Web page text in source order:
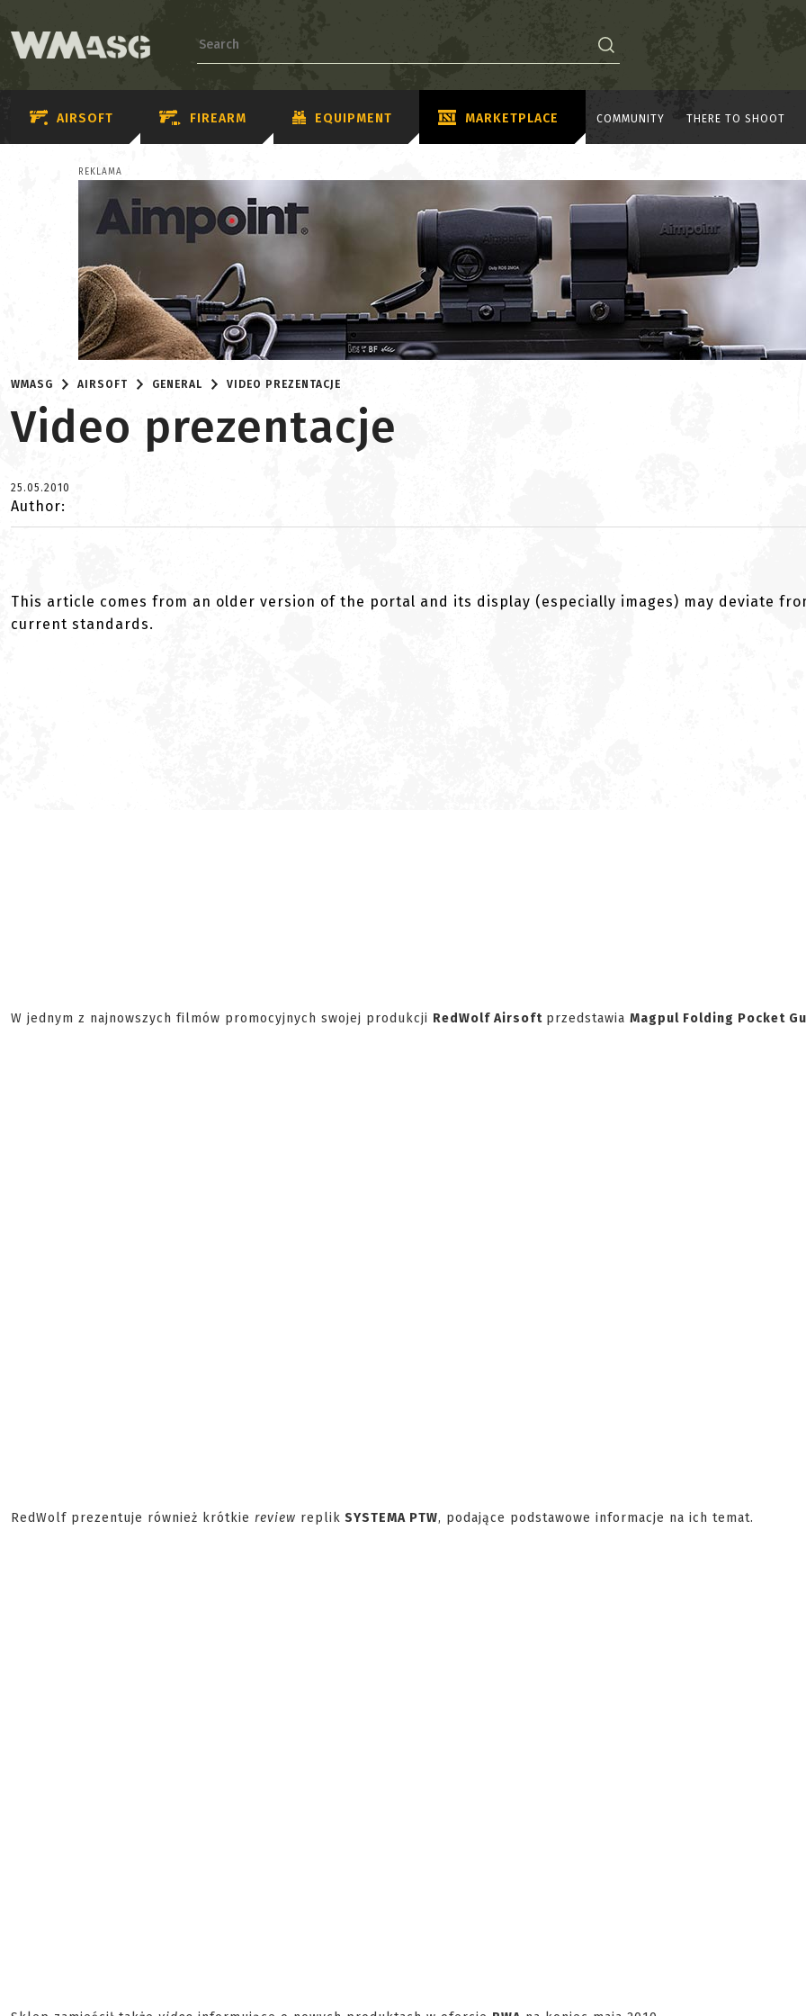
AIRSOFT FIREARM EQUIPMENT MARKETPLACE COMMUNITY THERE TO SHOOT
REKLAMA
WMASG AIRSOFT GENERAL VIDEO PREZENTACJE
Video prezentacje
25.05.2010
Author:
This article comes from an older version of the portal and its display (especially images) may deviate
current standards.
W jednym z najnowszych filmów promocyjnych swojej produkcji RedWolf Airsoft przedstawia Magpul Folding Pocket
RedWolf prezentuje również krótkie review replik SYSTEMA PTW, podające podstawowe informacje na ich temat.